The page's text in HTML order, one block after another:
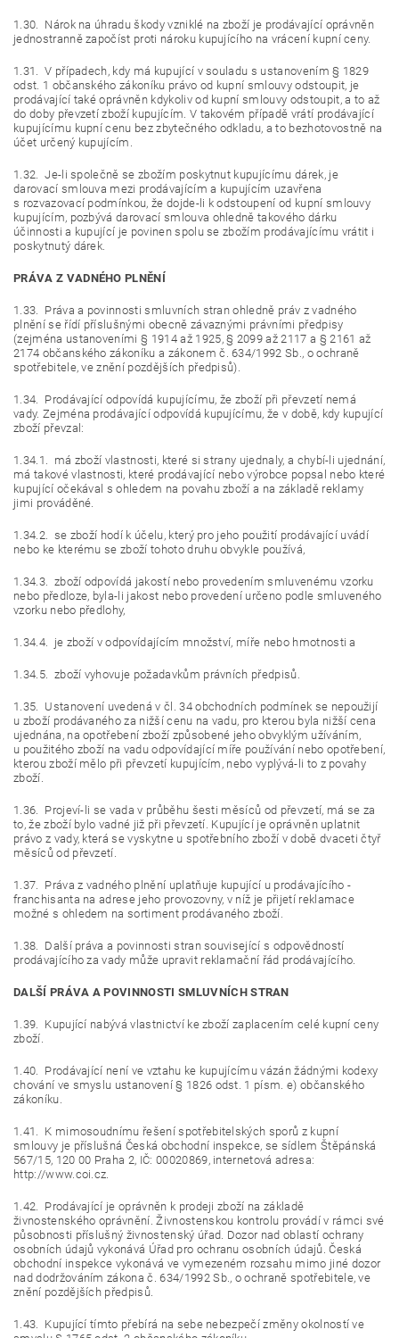
1.30. Nárok na úhradu škody vzniklé na zboží je prodávající oprávněn
jednostranně započíst proti nároku kupujícího na vrácení kupní ceny.
1.31. V případech, kdy má kupující v souladu s ustanovením § 1829
odst. 1 občanského zákoníku právo od kupní smlouvy odstoupit, je
prodávající také oprávněn kdykoliv od kupní smlouvy odstoupit, a to až
do doby převzetí zboží kupujícím. V takovém případě vrátí prodávající
kupujícímu kupní cenu bez zbytečného odkladu, a to bezhotovostně na
účet určený kupujícím.
1.32. Je-li společně se zbožím poskytnut kupujícímu dárek, je
darovací smlouva mezi prodávajícím a kupujícím uzavřena
s rozvazovací podmínkou, že dojde-li k odstoupení od kupní smlouvy
kupujícím, pozbývá darovací smlouva ohledně takového dárku
účinnosti a kupující je povinen spolu se zbožím prodávajícímu vrátit i
poskytnutý dárek.
PRÁVA Z VADNÉHO PLNĚNÍ
1.33. Práva a povinnosti smluvních stran ohledně práv z vadného
plnění se řídí příslušnými obecně závaznými právními předpisy
(zejména ustanoveními § 1914 až 1925, § 2099 až 2117 a § 2161 až
2174 občanského zákoníku a zákonem č. 634/1992 Sb., o ochraně
spotřebitele, ve znění pozdějších předpisů).
1.34. Prodávající odpovídá kupujícímu, že zboží při převzetí nemá
vady. Zejména prodávající odpovídá kupujícímu, že v době, kdy kupující
zboží převzal:
1.34.1. má zboží vlastnosti, které si strany ujednaly, a chybí-li ujednání,
má takové vlastnosti, které prodávající nebo výrobce popsal nebo které
kupující očekával s ohledem na povahu zboží a na základě reklamy
jimi prováděné.
1.34.2. se zboží hodí k účelu, který pro jeho použití prodávající uvádí
nebo ke kterému se zboží tohoto druhu obvykle používá,
1.34.3. zboží odpovídá jakostí nebo provedením smluvenému vzorku
nebo předloze, byla-li jakost nebo provedení určeno podle smluveného
vzorku nebo předlohy,
1.34.4. je zboží v odpovídajícím množství, míře nebo hmotnosti a
1.34.5. zboží vyhovuje požadavkům právních předpisů.
1.35. Ustanovení uvedená v čl. 34 obchodních podmínek se nepoužijí
u zboží prodávaného za nižší cenu na vadu, pro kterou byla nižší cena
ujednána, na opotřebení zboží způsobené jeho obvyklým užíváním,
u použitého zboží na vadu odpovídající míře používání nebo opotřebení,
kterou zboží mělo při převzetí kupujícím, nebo vyplývá-li to z povahy
zboží.
1.36. Projeví-li se vada v průběhu šesti měsíců od převzetí, má se za
to, že zboží bylo vadné již při převzetí. Kupující je oprávněn uplatnit
právo z vady, která se vyskytne u spotřebního zboží v době dvaceti čtyř
měsíců od převzetí.
1.37. Práva z vadného plnění uplatňuje kupující u prodávajícího -
franchisanta na adrese jeho provozovny, v níž je přijetí reklamace
možné s ohledem na sortiment prodávaného zboží.
1.38. Další práva a povinnosti stran související s odpovědností
prodávajícího za vady může upravit reklamační řád prodávajícího.
DALŠÍ PRÁVA A POVINNOSTI SMLUVNÍCH STRAN
1.39. Kupující nabývá vlastnictví ke zboží zaplacením celé kupní ceny
zboží.
1.40. Prodávající není ve vztahu ke kupujícímu vázán žádnými kodexy
chování ve smyslu ustanovení § 1826 odst. 1 písm. e) občanského
zákoníku.
1.41. K mimosoudnímu řešení spotřebitelských sporů z kupní
smlouvy je příslušná Česká obchodní inspekce, se sídlem Štěpánská
567/15, 120 00 Praha 2, IČ: 00020869, internetová adresa:
http://www.coi.cz.
1.42. Prodávající je oprávněn k prodeji zboží na základě
živnostenského oprávnění. Živnostenskou kontrolu provádí v rámci své
působnosti příslušný živnostenský úřad. Dozor nad oblastí ochrany
osobních údajů vykonává Úřad pro ochranu osobních údajů. Česká
obchodní inspekce vykonává ve vymezeném rozsahu mimo jiné dozor
nad dodržováním zákona č. 634/1992 Sb., o ochraně spotřebitele, ve
znění pozdějších předpisů.
1.43. Kupující tímto přebírá na sebe nebezpečí změny okolností ve